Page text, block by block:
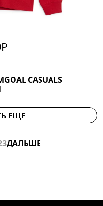
CASUALS
ЕЩЕ
3ДАЛЬШЕ